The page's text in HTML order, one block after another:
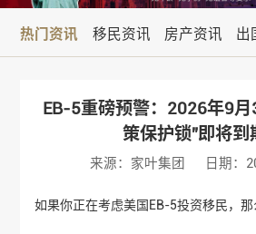
热门资讯 移民资讯 房产资讯 出
EB-5重磅预警：2026年9月
策保护锁”即将到
来源：家叶集团 日期：
如果你正在考虑美国EB-5投资移民，